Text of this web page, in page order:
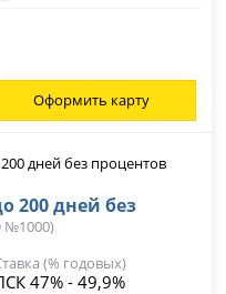
Оформить карту
200 дней без
№1000)
(% годовых)
47% - 49,9%